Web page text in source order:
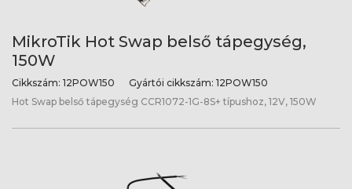
MikroTik Hot Swap belső tápegység,
150W
Cikkszám: 12POW150 Gyártói cikkszám: 12POW150
Hot Swap belső tápegység CCR1072-1G-8S+ típushoz, 12V, 150W